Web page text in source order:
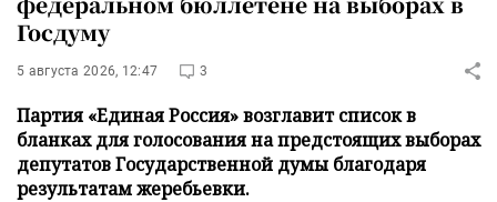
Госдуму
5 августа 2026, 12:47 3
Партия «Единая Россия» возглавит список в
бланках для голосования на предстоящих выборах
депутатов Государственной думы благодаря
результатам жеребьевки.